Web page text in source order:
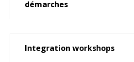
démarches
Integration workshops